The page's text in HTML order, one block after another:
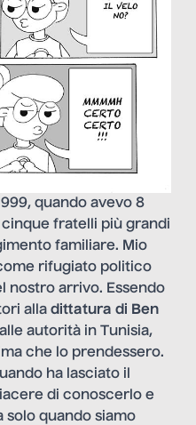
quando avevo 8
fratelli più grandi
familiare. Mio
rifugiato politico
nostro arrivo. Essendo
alla dittatura di Ben
autorità in Tunisia,
che lo prendessero.
ha lasciato il
di conoscerlo e
solo quando siamo